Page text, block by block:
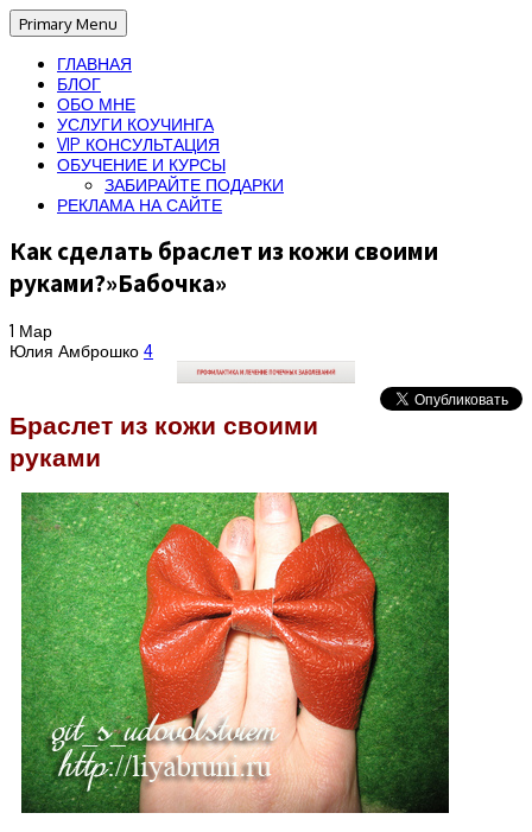
Primary Menu
ГЛАВНАЯ
БЛОГ
ОБО МНЕ
УСЛУГИ КОУЧИНГА
VIP КОНСУЛЬТАЦИЯ
ОБУЧЕНИЕ И КУРСЫ
ЗАБИРАЙТЕ ПОДАРКИ
РЕКЛАМА НА САЙТЕ
Как сделать браслет из кожи своими
руками?»Бабочка»
1 Мар
Юлия Амброшко 4
Браслет из кожи своими
руками